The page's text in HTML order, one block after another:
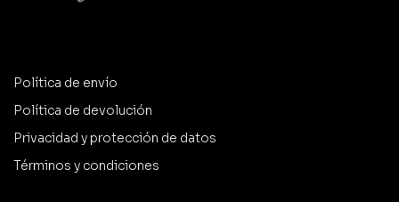
Política de envío
Política de devolución
Privacidad y protección de datos
Términos y condiciones